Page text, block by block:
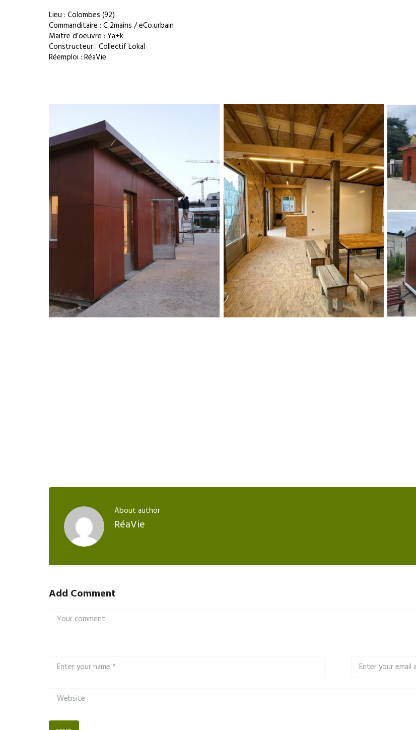
Lieu : Colombes (92)
Commanditaire : C 2mains / eCo.urbain
Maitre d’oeuvre : Ya+k
Constructeur : Collectif Lokal
Réemploi : RéaVie
About author
RéaVie
Add Comment